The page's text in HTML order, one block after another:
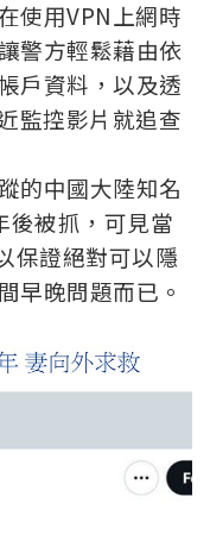
使用VPN上網時
警方輕鬆藉由依
戶資料，以及透
監控影片就追查
的中國大陸知名
後被抓，可見當
保證絕對可以隱
早晚問題而已。